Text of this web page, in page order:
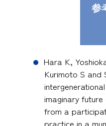
参
Hara K,
Kurimoto S and
imaginary
from a
practice in a